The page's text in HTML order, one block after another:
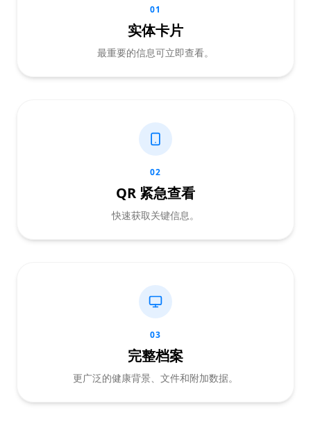
01
实体卡片
最重要的信息可立即查看。
02
QR 紧急查看
快速获取关键信息。
03
完整档案
更广泛的健康背景、文件和附加数据。